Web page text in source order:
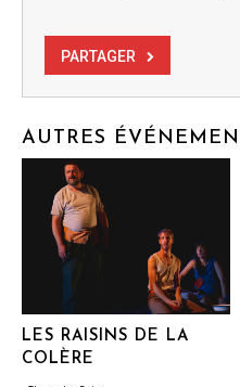
PARTAGER
AUTRES
LES RAISINS DE LA
COLÈRE